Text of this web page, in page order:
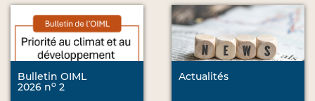
Bulletin OIML
2026 no 2
Actualités